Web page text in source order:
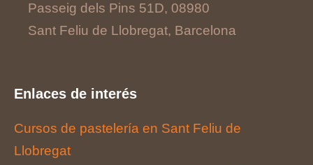
Passeig dels Pins 51D, 08980
Sant Feliu de Llobregat, Barcelona
Enlaces de interés
Cursos de pastelería en Sant Feliu de
Llobregat